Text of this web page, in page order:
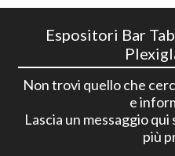
Espositori Bar
Non trovi quello che
e
Lascia un messaggio
più